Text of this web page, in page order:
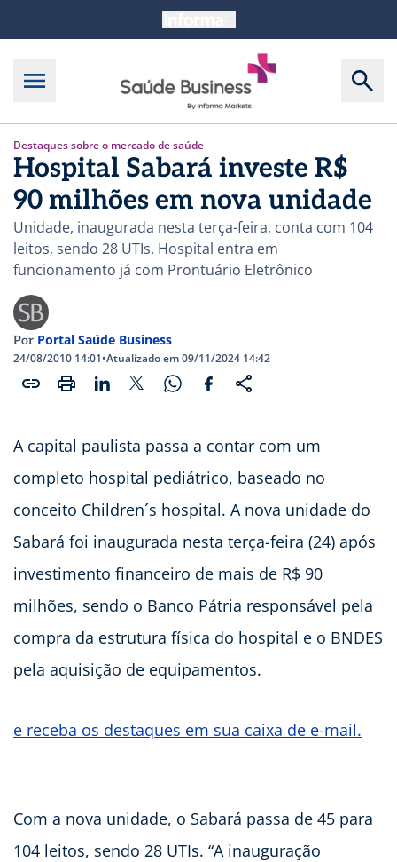
Destaques sobre o mercado de saúde
Hospital Sabará investe R$
90 milhões em nova unidade
Unidade, inaugurada nesta terça-feira, conta com 104
leitos, sendo 28 UTIs. Hospital entra em
funcionamento já com Prontuário Eletrônico
Por Portal Saúde Business
24/08/2010 14:01•Atualizado em 09/11/2024 14:42
A capital paulista passa a contar com um
completo hospital pediátrico, baseado no
conceito Children´s hospital. A nova unidade do
Sabará foi inaugurada nesta terça-feira (24) após
investimento financeiro de mais de R$ 90
milhões, sendo o Banco Pátria responsável pela
compra da estrutura física do hospital e o BNDES
pela aquisição de equipamentos.
e receba os destaques em sua caixa de e-mail.
Com a nova unidade, o Sabará passa de 45 para
104 leitos, sendo 28 UTIs. “A inauguração